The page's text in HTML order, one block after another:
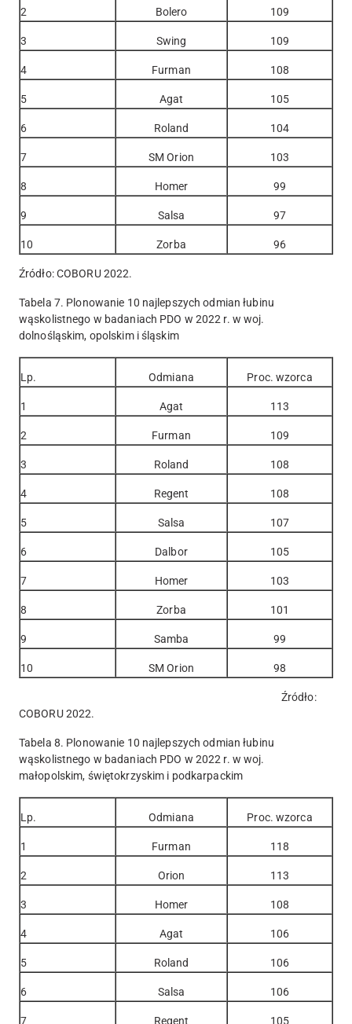
2 Bolero 109
3 Swing 109
4 Furman 108
5 Agat 105
6 Roland 104
7 SM Orion 103
8 Homer 99
9 Salsa 97
10 Zorba 96
Źródło: COBORU 2022.
Tabela 7. Plonowanie 10 najlepszych odmian łubinu
wąskolistnego w badaniach PDO w 2022 r. w woj.
dolnośląskim, opolskim i śląskim
Lp. Odmiana Proc. wzorca
1 Agat 113
2 Furman 109
3 Roland 108
4 Regent 108
5 Salsa 107
6 Dalbor 105
7 Homer 103
8 Zorba 101
9 Samba 99
10 SM Orion 98
Źródło:
COBORU 2022.
Tabela 8. Plonowanie 10 najlepszych odmian łubinu
wąskolistnego w badaniach PDO w 2022 r. w woj.
małopolskim, świętokrzyskim i podkarpackim
Lp. Odmiana Proc. wzorca
1 Furman 118
2 Orion 113
3 Homer 108
4 Agat 106
5 Roland 106
6 Salsa 106
7 Regent 105